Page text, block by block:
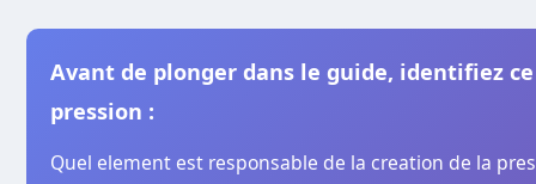
Avant de plonger dans le guide, identifiez
pression :
Quel element est responsable de la creation de la